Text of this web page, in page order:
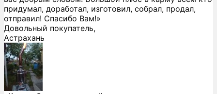
придумал, доработал, изготовил, собрал, продал,
отправил! Спасибо Вам!»
Довольный покупатель,
Астрахань